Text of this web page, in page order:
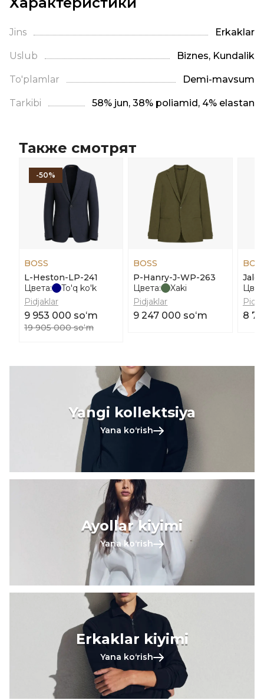
Jins Erkaklar
Uslub Biznes, Kundalik
To'plamlar Demi-mavsum
Tarkibi 58% jun, 38% poliamid, 4% elastan
Также смотрят
-50%
BOSS
L-Heston-LP-241
Цвета:
To'q ko'k
Pidjaklar
9 953 000 soʻm
19 905 000 soʻm
BOSS
P-Hanry-J-WP-263
Цвета:
Xaki
Pidjaklar
9 247 000 soʻm 8
Yangi kollektsiya
Yana koʻrish
Ayollar kiyimi
Yana koʻrish
Erkaklar kiyimi
Yana koʻrish